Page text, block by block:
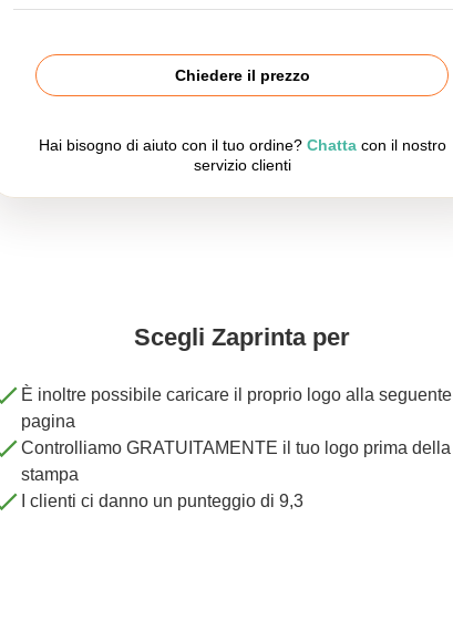
Chiedere il prezzo
Hai bisogno di aiuto con il tuo ordine? Chattacon il nostro
servizio clienti
Scegli Zaprinta per
È inoltre possibile caricare il proprio logo alla seguente
pagina
Controlliamo GRATUITAMENTE il tuo logo prima della
stampa
I clienti ci danno un punteggio di 9,3